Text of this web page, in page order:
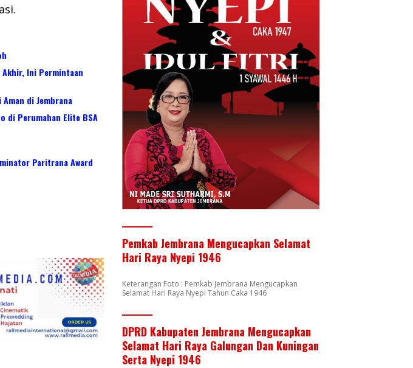
Akhir, Ini Permintaan
di Jembrana
di Perumahan Elite BSA
Paritrana Award
Pemkab Jembrana Mengucapkan Selamat
Hari Raya Nyepi 1946
Keterangan Foto : Pemkab Jembrana Mengucapkan
Selamat Hari Raya Nyepi Tahun Caka 1946
DPRD Kabupaten Jembrana Mengucapkan
Selamat Hari Raya Galungan Dan Kuningan
Serta Nyepi 1946